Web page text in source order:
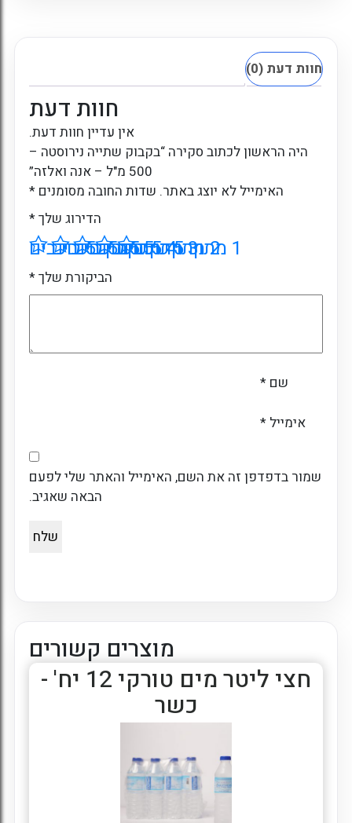
חוות דעת (0)
חוות דעת
אין עדיין חוות דעת.
היה הראשון לכתוב סקירה “בקבוק שתייה נירוסטה –
500 מ"ל – אנה ואלזה”
האימייל לא יוצג באתר. שדות החובה מסומנים*
הדירוג שלך*
1 מתוך 5 כוכבים 2 מתוך 5 כוכבים 3 מתוך 5 כוכבים 4 מתוך 5 כוכבים 5 מתוך 5 כוכבים
הביקורת שלך*
שם*
אימייל*
שמור בדפדפן זה את השם, האימייל והאתר שלי לפעם
הבאה שאגיב.
מוצרים קשורים
חצי ליטר מים טורקי 12 יח' -
כשר